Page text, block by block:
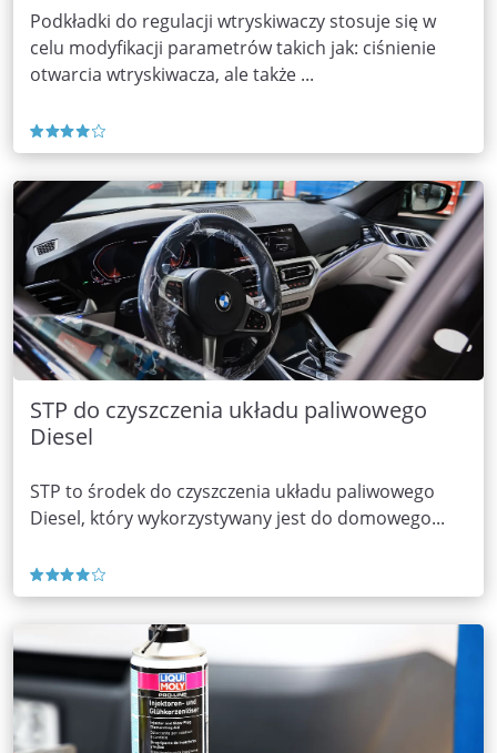
Podkładki do regulacji wtryskiwaczy stosuje się w
celu modyfikacji parametrów takich jak: ciśnienie
otwarcia wtryskiwacza, ale także ...
STP do czyszczenia układu paliwowego
Diesel
STP to środek do czyszczenia układu paliwowego
Diesel, który wykorzystywany jest do domowego...